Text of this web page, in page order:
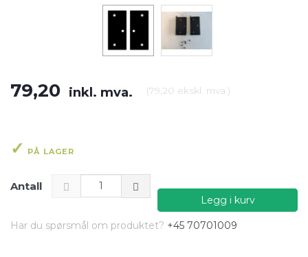
79,20 inkl. mva. (79,20 ekskl. mva. )
PÅ LAGER
Antall
Legg i kurv
Har du spørsmål om produktet? +45 70701009